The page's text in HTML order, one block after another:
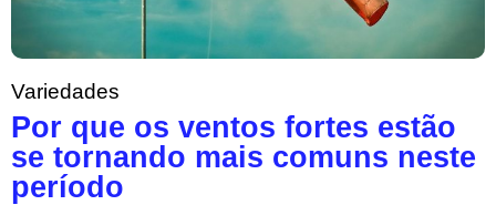
Variedades
Por que os ventos fortes estão
se tornando mais comuns neste
período